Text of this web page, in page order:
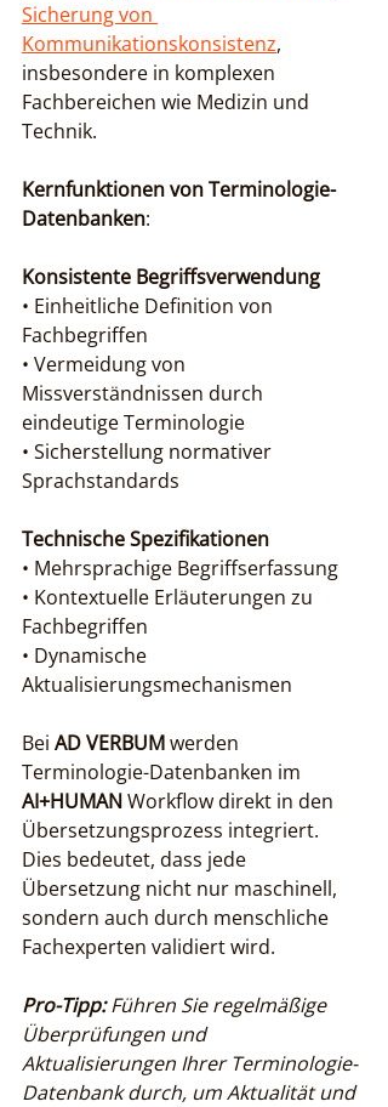
Sicherung von
Kommunikationskonsistenz,
insbesondere in komplexen
Fachbereichen wie Medizin und
Technik.
Kernfunktionen von Terminologie-
Datenbanken:
Konsistente Begriffsverwendung
• Einheitliche Definition von
Fachbegriffen
• Vermeidung von
Missverständnissen durch
eindeutige Terminologie
• Sicherstellung normativer
Sprachstandards
Technische Spezifikationen
• Mehrsprachige Begriffserfassung
• Kontextuelle Erläuterungen zu
Fachbegriffen
• Dynamische
Aktualisierungsmechanismen
Bei AD VERBUM werden
Terminologie-Datenbanken im
AI+HUMAN Workflow direkt in den
Übersetzungsprozess integriert.
Dies bedeutet, dass jede
Übersetzung nicht nur maschinell,
sondern auch durch menschliche
Fachexperten validiert wird.
Pro-Tipp: Führen Sie regelmäßige
Überprüfungen und
Aktualisierungen Ihrer Terminologie-
Datenbank durch, um Aktualität und